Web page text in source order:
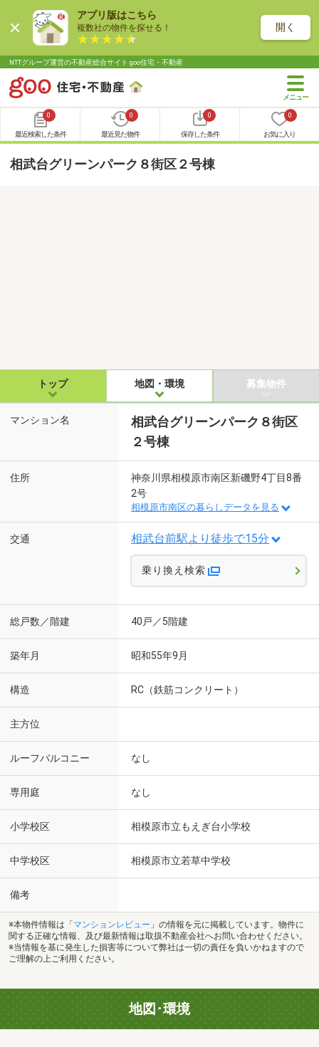
アプリ版はこちら
複数社の物件を探せる！ 開く
NTTグループ運営の不動産総合サイト goo住宅・不動産
0
最近検索した条件
0
最近見た物件
0
保存した条件
0
お気に入り
相武台グリーンパーク８街区２号棟
トップ 地図・環境 募集物件
マンション名
相武台グリーンパーク８街区
２号棟
住所
神奈川県相模原市南区新磯野4丁目8番
2号
相模原市南区の暮らしデータを見る
交通 相武台前駅より徒歩で15分
乗り換え検索
総戸数／階建 40戸／5階建
築年月 昭和55年9月
構造 RC（鉄筋コンクリート）
主方位
ルーフバルコニー なし
専用庭 なし
小学校区 相模原市立もえぎ台小学校
中学校区 相模原市立若草中学校
備考
※本物件情報は「 マンションレビュー 」の情報を元に掲載しています。物件に
関する正確な情報、及び最新情報は取扱不動産会社へお問い合わせください。
※当情報を基に発生した損害等について弊社は一切の責任を負いかねますので
ご理解の上ご利用ください。
地図･環境